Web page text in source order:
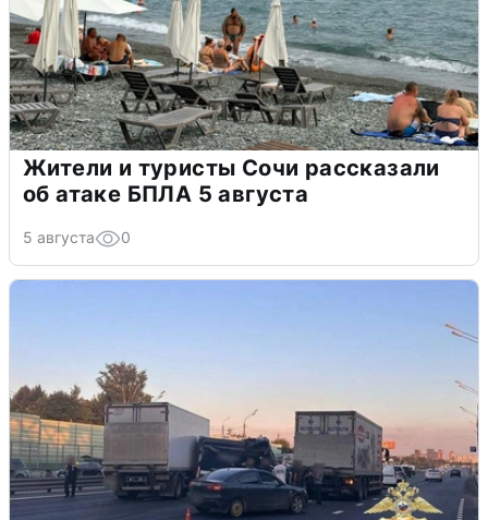
Жители и туристы Сочи рассказали
об атаке БПЛА 5 августа
5 августа 0